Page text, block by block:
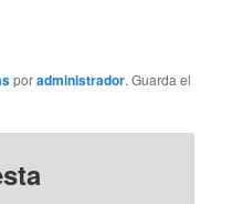
poradministrador. Guarda el